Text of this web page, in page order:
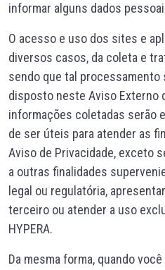
informar alguns dados
O acesso e uso dos sites e
diversos casos, da coleta e
sendo que tal processamento
disposto neste Aviso Externo
informações coletadas serão
de ser úteis para atender as
Aviso de Privacidade, exceto
a outras finalidades
legal ou regulatória,
terceiro ou atender a uso
HYPERA.
Da mesma forma, quando